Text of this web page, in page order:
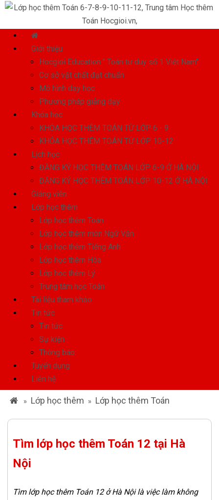
Giới thiệu
Hocgioi Education " Toán tư duy số 1 Việt Nam"
Cơ sở vật chất đạt chuẩn
Mô hình dạy học
Phương pháp giảng dạy
Khóa học
KHÓA HỌC THÊM TOÁN TỪ LỚP 6 - 9
KHÓA HỌC THÊM TOÁN TỪ LỚP 10-12
Lịch học
ĐĂNG KÝ HỌC THÊM TOÁN LỚP 6-9 Ở HÀ NỘI
ĐĂNG KÝ HỌC THÊM TOÁN LỚP 10-12 Ở HÀ NỘI
Giảng viên
Lớp học thêm
Lớp học thêm Toán
Lớp học thêm môn Ngữ Văn
Lớp học thêm Tiếng Anh
Lớp học thêm Hóa
Lớp học thêm Lý
Trung tâm học Toán
Tài liệu tham khảo
Tin tức
Tin tức
Sự kiện
Thông báo
Tuyển dụng
Liên hệ
» Lớp học thêm » Lớp học thêm Toán
Tìm lớp học thêm Toán 12 tại Hà
Nội
Tìm lớp học thêm Toán 12 ở Hà Nội là việc làm không